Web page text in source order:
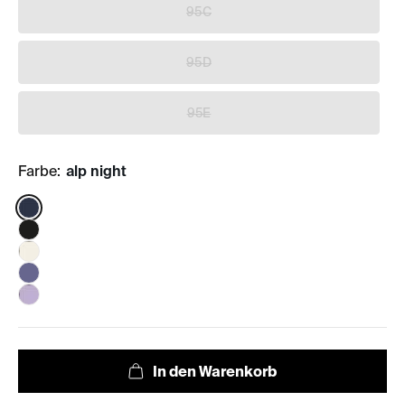
95C
95D
95E
Farbe: alp night
Color: